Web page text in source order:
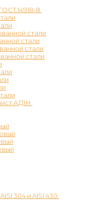
14918-8
стали
стали
стали
стали
АД1Н
304 и AISI 430